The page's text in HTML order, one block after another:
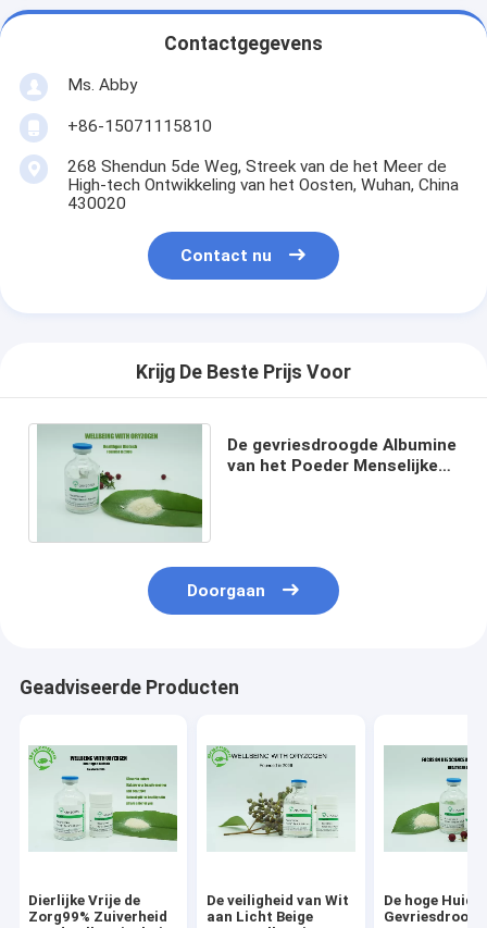
Contactgegevens
Ms. Abby
+86-15071115810
268 Shendun 5de Weg, Streek van de het Meer de
High-tech Ontwikkeling van het Oosten, Wuhan, China
430020
Contact nu
Krijg De Beste Prijs Voor
De gevriesdroogde Albumine
van het Poeder Menselijke
Doorgaan
Geadviseerde Producten
Dierlijke Vrije de
Zorg99% Zuiverheid
De veiligheid van Wit
aan Licht Beige
De hoge Huid